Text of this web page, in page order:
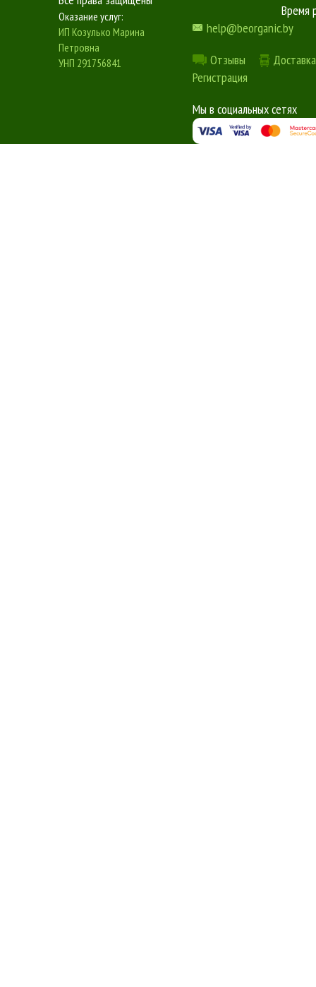
Оказание услуг:
ИП Козулько Марина
Петровна
УНП 291756841
Время
help@beorganic.by
Отзывы
Регистрация
Мы в социальных сетях